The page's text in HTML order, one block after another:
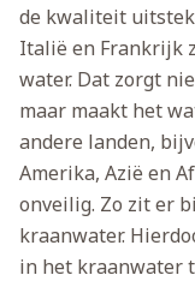
de kwaliteit
Italië en Frankrijk
water. Dat zorgt
maar maakt het
andere landen,
Amerika, Azië en
onveilig. Zo zit er
kraanwater.
in het kraanwater